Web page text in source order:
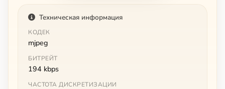
Техническая информация
КОДЕК
mjpeg
БИТРЕЙТ
194 kbps
ЧАСТОТА ДИСКРЕТИЗАЦИИ